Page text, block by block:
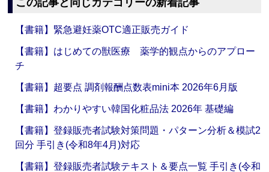
【書籍】緊急避妊薬OTC適正販売ガイド
【書籍】はじめての獣医療 薬学的観点からのアプロー
チ
【書籍】超要点 調剤報酬点数表mini本 2026年6月版
【書籍】わかりやすい韓国化粧品法 2026年 基礎編
【書籍】登録販売者試験対策問題・パターン分析＆模試2
回分 手引き(令和8年4月)対応
【書籍】登録販売者試験テキスト＆要点一覧 手引き(令和